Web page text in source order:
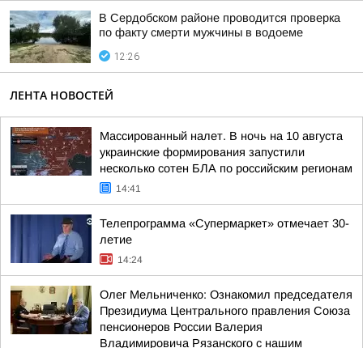
В Сердобском районе проводится проверка
по факту смерти мужчины в водоеме
12:26
ЛЕНТА НОВОСТЕЙ
Массированный налет. В ночь на 10 августа
украинские формирования запустили
несколько сотен БЛА по российским регионам
14:41
Телепрограмма «Супермаркет» отмечает 30-
летие
14:24
Олег Мельниченко: Ознакомил председателя
Президиума Центрального правления Союза
пенсионеров России Валерия
Владимировича Рязанского с нашим